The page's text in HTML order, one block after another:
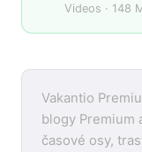
Videos · 148
Vakantio
blogy Premium
časové osy,